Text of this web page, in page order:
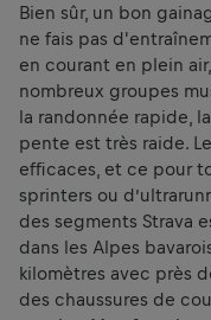
Bien sûr, un bon
ne fais pas
en courant en plein
nombreux groupes
la randonnée rapide,
pente est très raide.
efficaces, et ce pour
sprinters ou
des segments Strava
dans les Alpes
kilomètres avec près
des chaussures de